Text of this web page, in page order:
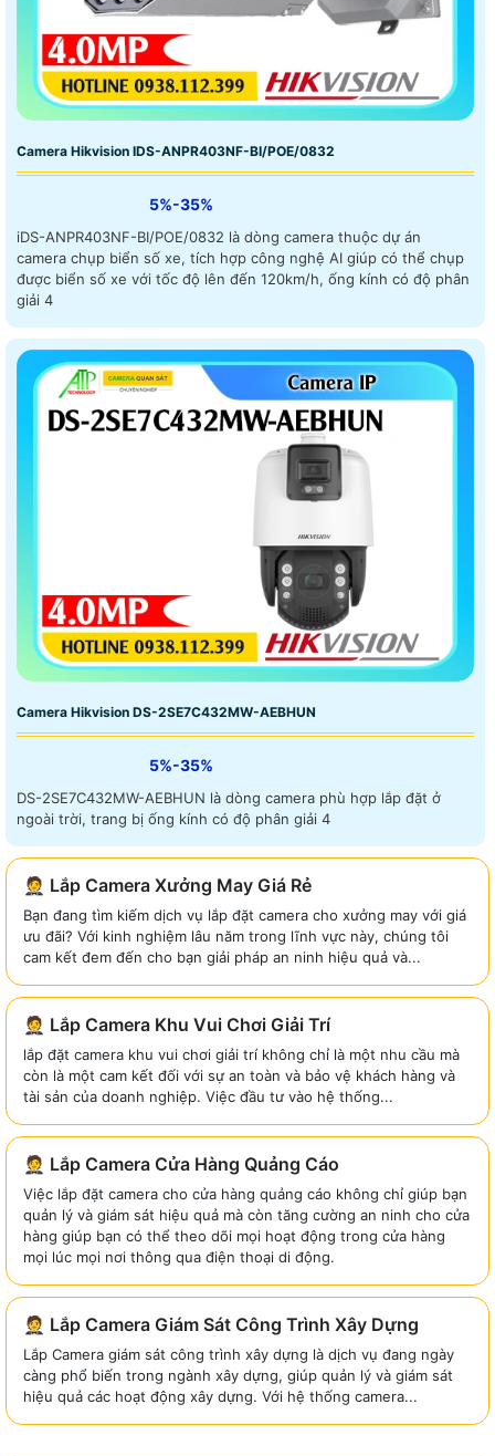
Camera Hikvision IDS-ANPR403NF-BI/POE/0832
5%-35%
iDS-ANPR403NF-BI/POE/0832 là dòng camera thuộc dự án
camera chụp biển số xe, tích hợp công nghệ AI giúp có thể chụp
được biển số xe với tốc độ lên đến 120km/h, ống kính có độ phân
giải 4
Camera Hikvision DS-2SE7C432MW-AEBHUN
5%-35%
DS-2SE7C432MW-AEBHUN là dòng camera phù hợp lắp đặt ở
ngoài trời, trang bị ống kính có độ phân giải 4
🤵 Lắp Camera Xưởng May Giá Rẻ
Bạn đang tìm kiếm dịch vụ lắp đặt camera cho xưởng may với giá
ưu đãi? Với kinh nghiệm lâu năm trong lĩnh vực này, chúng tôi
cam kết đem đến cho bạn giải pháp an ninh hiệu quả và...
🤵 Lắp Camera Khu Vui Chơi Giải Trí
lắp đặt camera khu vui chơi giải trí không chỉ là một nhu cầu mà
còn là một cam kết đối với sự an toàn và bảo vệ khách hàng và
tài sản của doanh nghiệp. Việc đầu tư vào hệ thống...
🤵 Lắp Camera Cửa Hàng Quảng Cáo
Việc lắp đặt camera cho cửa hàng quảng cáo không chỉ giúp bạn
quản lý và giám sát hiệu quả mà còn tăng cường an ninh cho cửa
hàng giúp bạn có thể theo dõi mọi hoạt động trong cửa hàng
mọi lúc mọi nơi thông qua điện thoại di động.
🤵 Lắp Camera Giám Sát Công Trình Xây Dựng
Lắp Camera giám sát công trình xây dựng là dịch vụ đang ngày
càng phổ biến trong ngành xây dựng, giúp quản lý và giám sát
hiệu quả các hoạt động xây dựng. Với hệ thống camera...